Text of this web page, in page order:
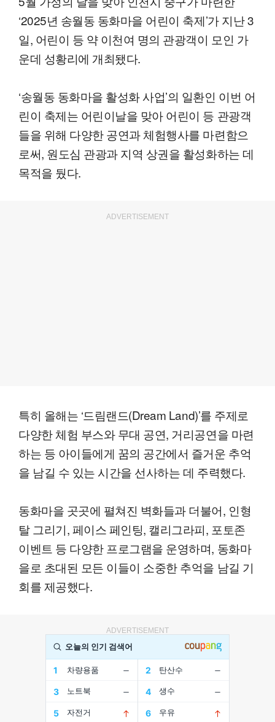
‘2025년 송월동 동화마을 어린이 축제’가 지난 3
일, 어린이 등 약 이천여 명의 관광객이 모인 가
운데 성황리에 개최됐다.
‘송월동 동화마을 활성화 사업’의 일환인 이번 어
린이 축제는 어린이날을 맞아 어린이 등 관광객
들을 위해 다양한 공연과 체험행사를 마련함으
로써, 원도심 관광과 지역 상권을 활성화하는 데
목적을 뒀다.
ADVERTISEMENT
특히 올해는 ‘드림랜드(Dream Land)’를 주제로
다양한 체험 부스와 무대 공연, 거리공연을 마련
하는 등 아이들에게 꿈의 공간에서 즐거운 추억
을 남길 수 있는 시간을 선사하는 데 주력했다.
동화마을 곳곳에 펼쳐진 벽화들과 더불어, 인형
탈 그리기, 페이스 페인팅, 캘리그라피, 포토존
이벤트 등 다양한 프로그램을 운영하며, 동화마
을로 초대된 모든 이들이 소중한 추억을 남길 기
회를 제공했다.
ADVERTISEMENT